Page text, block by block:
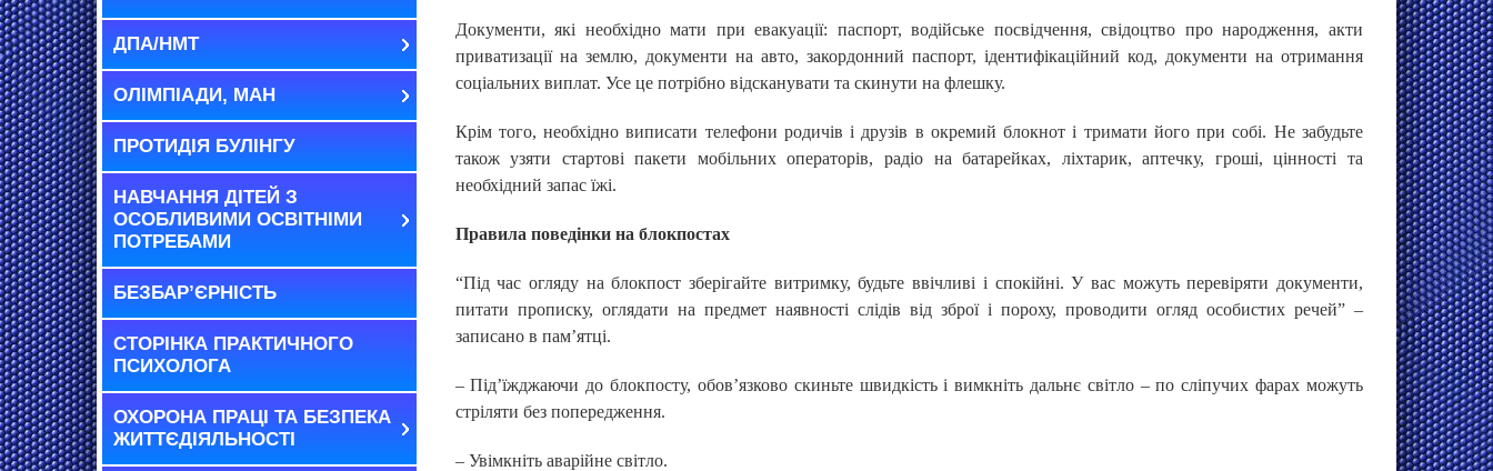
ДПА/НМТ
ОЛІМПІАДИ, МАН
ПРОТИДІЯ БУЛІНГУ
НАВЧАННЯ ДІТЕЙ З
ОСОБЛИВИМИ ОСВІТНІМИ
ПОТРЕБАМИ
БЕЗБАР’ЄРНІСТЬ
СТОРІНКА ПРАКТИЧНОГО
ПСИХОЛОГА
ОХОРОНА ПРАЦІ ТА БЕЗПЕКА
ЖИТТЄДІЯЛЬНОСТІ
Документи, які необхідно мати при евакуації: паспорт, водійське посвідчення, свідоцтво про народження, акти
приватизації на землю, документи на авто, закордонний паспорт, ідентифікаційний код, документи на отримання
соціальних виплат. Усе це потрібно відсканувати та скинути на флешку.
Крім того, необхідно виписати телефони родичів і друзів в окремий блокнот і тримати його при собі. Не забудьте
також узяти стартові пакети мобільних операторів, радіо на батарейках, ліхтарик, аптечку, гроші, цінності та
необхідний запас їжі.
Правила поведінки на блокпостах
“Під час огляду на блокпост зберігайте витримку, будьте ввічливі і спокійні. У вас можуть перевіряти документи,
питати прописку, оглядати на предмет наявності слідів від зброї і пороху, проводити огляд особистих речей” –
записано в пам’ятці.
– Під’їжджаючи до блокпосту, обов’язково скиньте швидкість і вимкніть дальнє світло – по сліпучих фарах можуть
стріляти без попередження.
– Увімкніть аварійне світло.